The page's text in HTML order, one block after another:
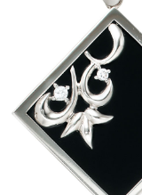
Schmuck
Karneval 2019 –
KasseLiefer- und
und